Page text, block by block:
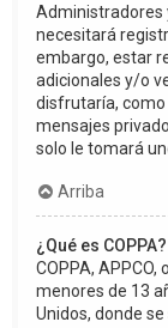
Administradores
necesitará
embargo, estar
adicionales y/o
disfrutaría,
mensajes
solo le tomará
Arriba
¿Qué es
COPPA,
menores de 13
Unidos, donde